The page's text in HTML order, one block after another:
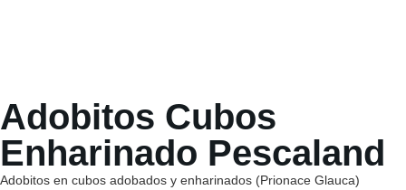
Adobitos Cubos
Enharinado Pescaland
Adobitos en cubos adobados y enharinados (Prionace Glauca)